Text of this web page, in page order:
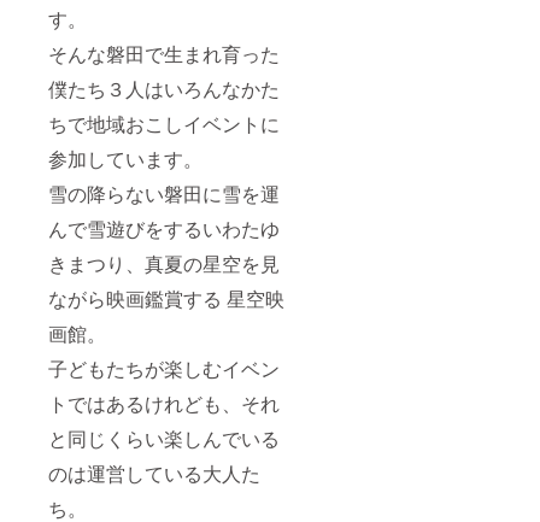
す。
そんな磐田で生まれ育った
僕たち３人はいろんなかた
ちで地域おこしイベントに
参加しています。
雪の降らない磐田に雪を運
んで雪遊びをするいわたゆ
きまつり、真夏の星空を見
ながら映画鑑賞する 星空映
画館。
子どもたちが楽しむイベン
トではあるけれども、それ
と同じくらい楽しんでいる
のは運営している大人た
ち。